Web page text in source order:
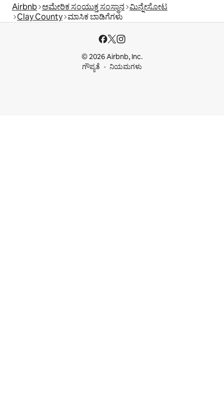
Airbnb ಅಮೇರಿಕ ಸಂಯುಕ್ತ ಸಂಸ್ಥಾನ ಮಿನ್ನೇಸೋಟ
Clay County ಮಾಸಿಕ ಬಾಡಿಗೆಗಳು
© 2026 Airbnb, Inc.
ಗೌಪ್ಯತೆ
ನಿಯಮಗಳು